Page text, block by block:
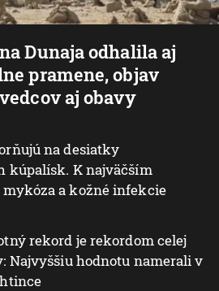
Dunaja odhalila aj
pramene, objav
aj obavy
na desiatky
kúpalísk. K najväčším
a kožné infekcie
rekord je rekordom celej
Najvyššiu hodnotu namerali v